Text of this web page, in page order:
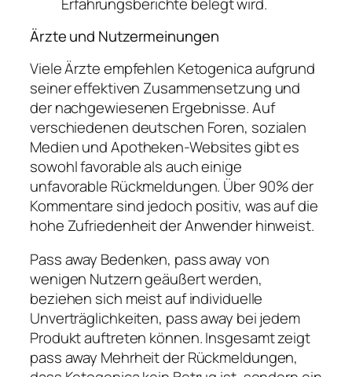
Ärzte und Nutzermeinungen
Viele Ärzte empfehlen Ketogenica aufgrund
seiner effektiven Zusammensetzung und
der nachgewiesenen Ergebnisse. Auf
verschiedenen deutschen Foren, sozialen
Medien und Apotheken-Websites gibt es
sowohl favorable als auch einige
unfavorable Rückmeldungen. Über 90% der
Kommentare sind jedoch positiv, was auf die
hohe Zufriedenheit der Anwender hinweist.
Pass away Bedenken, pass away von
wenigen Nutzern geäußert werden,
beziehen sich meist auf individuelle
Unverträglichkeiten, pass away bei jedem
Produkt auftreten können. Insgesamt zeigt
pass away Mehrheit der Rückmeldungen,